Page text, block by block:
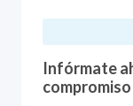
Infórmate
compromiso